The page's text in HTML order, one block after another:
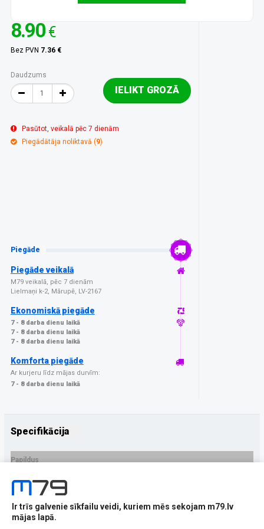
8.90 €
Bez PVN 7.36 €
Daudzums
IELIKT GROZĀ
Pasūtot, veikalā pēc 7 dienām
Piegādātāja noliktavā (9)
Piegāde
Piegāde veikalā
M79 veikalā, pēc 7 dienām
Lielmaņi k-2, Mārupē, LV-2167
Ekonomiskā piegāde
7 - 8 darba dienu laikā
7 - 8 darba dienu laikā
7 - 8 darba dienu laikā
Komforta piegāde
Ar kurjeru līdz mājas durvīm:
7 - 8 darba dienu laikā
Specifikācija
Papildus
Ražotājs
PRECES APRAKSTS
EAN - 5903108575232
Ir trīs galvenie sīkfailu veidi, kuriem mēs sekojam m79.lv
mājas lapā.